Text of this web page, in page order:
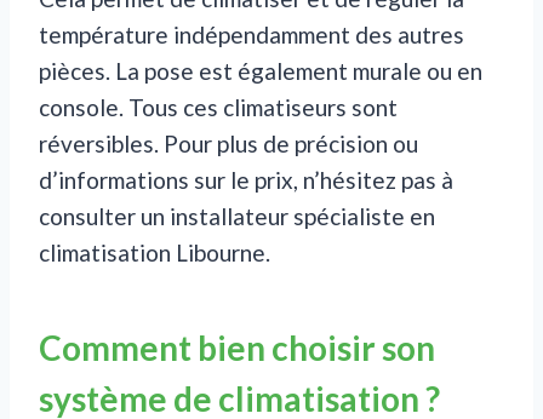
température indépendamment des autres
pièces. La pose est également murale ou en
console. Tous ces climatiseurs sont
réversibles. Pour plus de précision ou
d’informations sur le prix, n’hésitez pas à
consulter un installateur spécialiste en
climatisation Libourne.
Comment bien choisir son
système de climatisation ?